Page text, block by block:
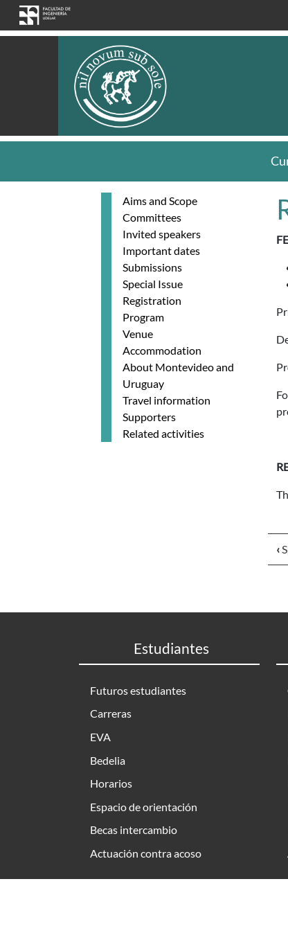
Skip to main content
Aims and Scope
Committees
Invited speakers
Important dates
Submissions
Special Issue
Registration
Program
Venue
Accommodation
About Montevideo and
Uruguay
Travel information
Supporters
Related activities
‹
Estudiantes
Futuros estudiantes
Carreras
EVA
Bedelia
Horarios
Espacio de orientación
Becas intercambio
Actuación contra acoso